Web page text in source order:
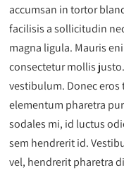
accumsan in tortor
facilisis a sollicitudin
magna ligula. Mauris
consectetur mollis
vestibulum. Donec
elementum pharetra
sodales mi, id luctus
sem hendrerit id.
vel, hendrerit pharetra